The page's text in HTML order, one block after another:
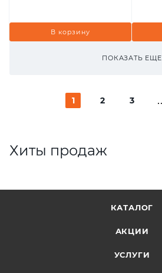
В корзину
ПОКАЗАТЬ ЕЩЕ
1 2 3
Хиты продаж
КАТАЛОГ
АКЦИИ
УСЛУГИ